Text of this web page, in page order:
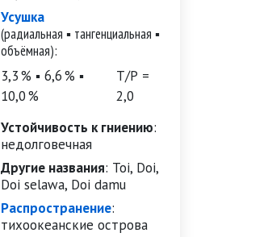
Усушка
(радиальная ▪ тангенциальная ▪
объёмная):
3,3 % ▪ 6,6 % ▪
10,0 %
Т/Р =
2,0
Устойчивость к гниению:
недолговечная
Другие названия: Toi, Doi,
Doi selawa, Doi damu
Распространение:
тихоокеанские острова